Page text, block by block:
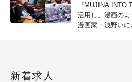
『MUJINA INTO
活用し、漫画のよ
漫画家・浅野い
新着求人